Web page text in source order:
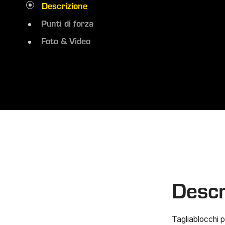
Descrizione
Punti di forza
Foto & Video
Tagliablocchi